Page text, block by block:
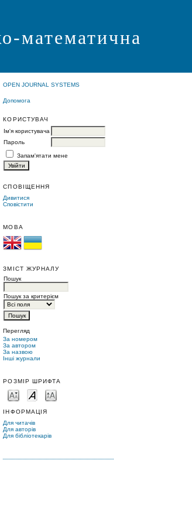
математична
OPEN JOURNAL SYSTEMS
Допомога
КОРИСТУВАЧ
Ім'я користувача
Пароль
Запам'ятати мене
СПОВІЩЕННЯ
Дивитися
Сповістити
МОВА
ЗМІСТ ЖУРНАЛУ
Пошук
Пошук за критерієм
Перегляд
За номером
За автором
За назвою
Інші журнали
РОЗМІР ШРИФТА
ІНФОРМАЦІЯ
Для читачів
Для авторів
Для бібліотекарів